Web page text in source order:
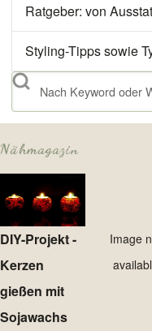
Ratgeber: von
Styling-Tipps sowie
Suche
Nähmagazin
DIY-Projekt -
Kerzen
gießen mit
Sojawachs
Image